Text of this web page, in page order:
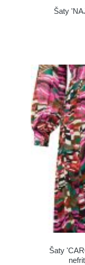
Šaty
Šaty